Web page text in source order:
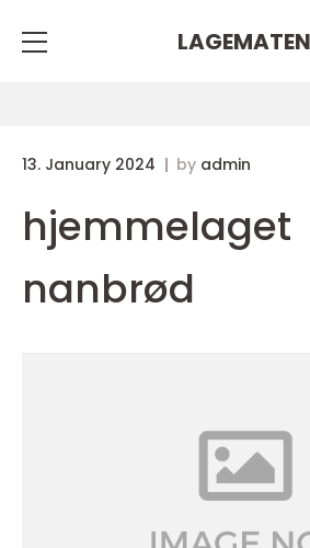
13. January 2024 by admin
hjemmelaget
nanbrød